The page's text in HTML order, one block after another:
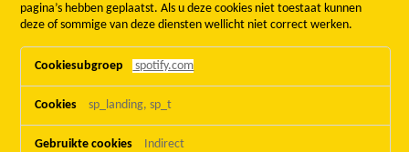
pagina’s hebben geplaatst. Als u deze cookies niet toestaat kunnen
deze of sommige van deze diensten wellicht niet correct werken.
Functionele
cookies
spotify.com
sp_landing, sp_t
Indirect